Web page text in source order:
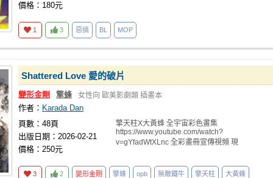
價格：180元
1 3 惡搞 BL MOP
Shattered Love 愛的破片
變形金剛 擎蜂 女性向 歐美影劇類 插畫本
作者： Karada Dan
頁數：48頁
出版日期：2026-02-21
價格：250元
擎天柱X大黃蜂 全宇宙彩色畫集
https://www.youtube.com/watch?
v=gYfadWtXLnc 全彩畫冊宣傳視頻 現
3 2 變形金剛 擎蜂 opb 無敵鐵牛 擎天柱 大黃蜂